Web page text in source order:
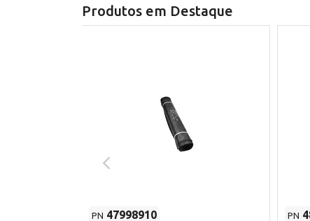
Produtos em Destaque
PN 47998910
PN